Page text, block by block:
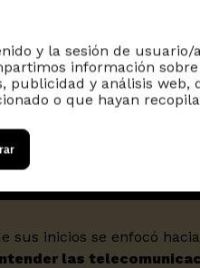
y la sesión de usuario/
información
publicidad y análisis web,
o que hayan
inicios se enfocó
las